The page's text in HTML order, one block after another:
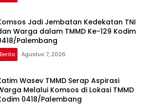
Jadi Jembatan Kedekatan TNI
Warga dalam TMMD Ke-129 Kodim
Palembang
Berita Agustus 7, 2026
Wasev TMMD Serap Aspirasi
Melalui Komsos di Lokasi TMMD
0418/Palembang